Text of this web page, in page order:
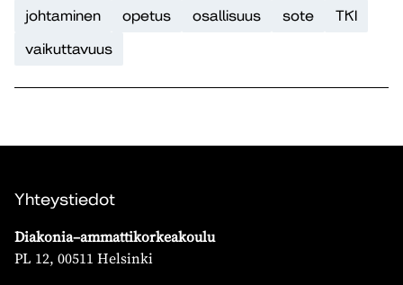
johtaminen
opetus osallisuus sote
TKI
vaikuttavuus
Yhteystiedot
Diakonia–ammattikorkeakoulu
PL 12, 00511 Helsinki